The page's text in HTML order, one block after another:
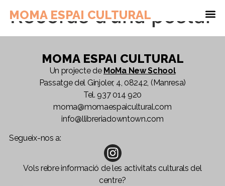
MOMA ESPAI CULTURAL
Records d’una postal
MOMA ESPAI CULTURAL
Un projecte de MoMa New School
Passatge del Ginjoler, 4, 08242, (Manresa)
Tel. 937 014 920
moma@momaespaicultural.com
info@llibreriadowntown.com
Segueix-nos a:
Vols rebre informació de les activitats culturals del
centre?